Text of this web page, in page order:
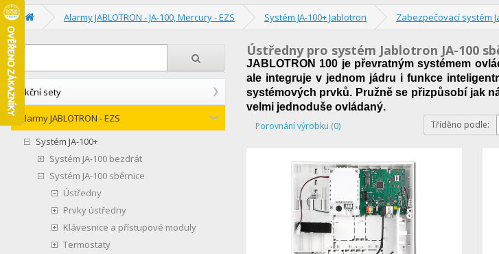
Alarmy JABLOTRON - JA-100, Mercury - EZS Systém JA-100+ Jablotron Zabezpečovací systém
Akční sety
Alarmy JABLOTRON - EZS
Systém JA-100+
Systém JA-100 bezdrát
Systém JA-100 sběrnice
Ústředny
Prvky ústředny
Klávesnice a přístupové moduly
Termostaty
Ústředny pro systém Jablotron JA-100
JABLOTRON 100 je převratným systémem
ale integruje v jednom jádru i funkce
systémových prvků. Pružně se přizpůsobí jak
velmi jednoduše ovládaný.
Porovnání výrobku (0)
Tříděno podle: